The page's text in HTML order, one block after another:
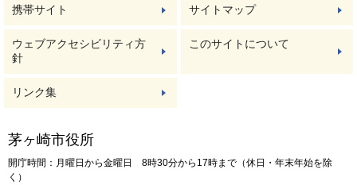
携帯サイト サイトマップ
ウェブアクセシビリティ方
針
このサイトについて
リンク集
茅ヶ崎市役所
開庁時間：月曜日から金曜日 8時30分から17時まで（休日・年末年始を除
く）